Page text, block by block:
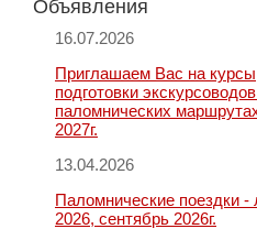
Объявления
16.07.2026
Приглашаем Вас на курсы
подготовки
паломнических
2027г.
13.04.2026
Паломнические поездки -
2026, сентябрь 2026г.